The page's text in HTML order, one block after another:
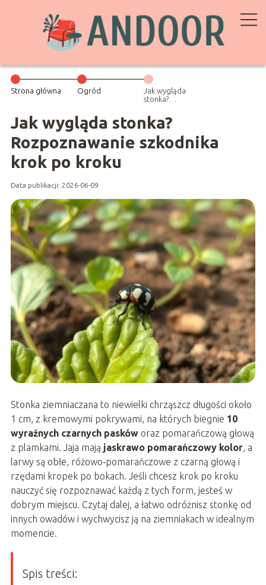
Strona główna Ogród
Jak wygląda
stonka?
szkodnika krok
po kroku
Jak wygląda stonka?
Rozpoznawanie szkodnika
krok po kroku
Data publikacji: 2026-06-09
Stonka ziemniaczana to niewielki chrząszcz długości około
1 cm, z kremowymi pokrywami, na których biegnie 10
wyraźnych czarnych paskóworaz pomarańczową głową
z plamkami. Jaja mają jaskrawo pomarańczowy kolor, a
larwy są obłe, różowo‑pomarańczowe z czarną głową i
rzędami kropek po bokach. Jeśli chcesz krok po kroku
nauczyć się rozpoznawać każdą z tych form, jesteś w
dobrym miejscu. Czytaj dalej, a łatwo odróżnisz stonkę od
innych owadów i wychwycisz ją na ziemniakach w idealnym
momencie.
Spis treści: